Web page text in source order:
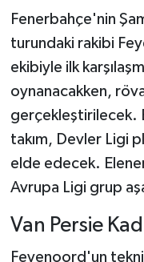
Fenerbahçe'nin
turundaki rakibi
ekibiyle ilk
oynanacakken,
gerçekleştirilecek.
takım, Devler Ligi
elde edecek.
Avrupa Ligi grup
Van Persie
Feyenoord'un